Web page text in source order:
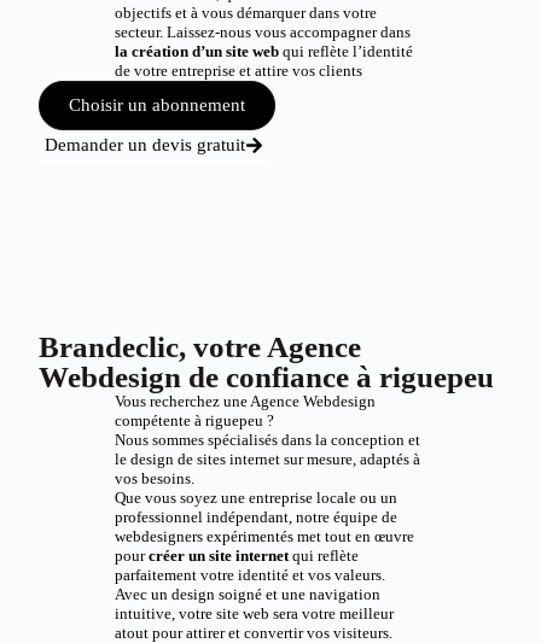
objectifs et à vous démarquer dans votre
secteur. Laissez-nous vous accompagner dans
la création d’un site webqui reflète l’identité
de votre entreprise et attire vos clients
Choisir un abonnement
Demander un devis gratuit
Brandeclic, votre Agence
Webdesign de confiance à riguepeu
Vous recherchez une Agence Webdesign
compétente à riguepeu ?
Nous sommes spécialisés dans la conception et
le design de sites internet sur mesure, adaptés à
vos besoins.
Que vous soyez une entreprise locale ou un
professionnel indépendant, notre équipe de
webdesigners expérimentés met tout en œuvre
pourcréer un site internetqui reflète
parfaitement votre identité et vos valeurs.
Avec un design soigné et une navigation
intuitive, votre site web sera votre meilleur
atout pour attirer et convertir vos visiteurs.